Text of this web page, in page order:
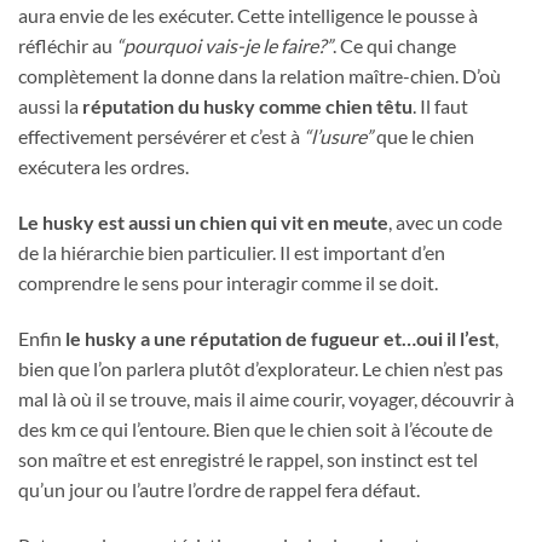
aura envie de les exécuter. Cette intelligence le pousse à
réfléchir au “pourquoi vais-je le faire?”. Ce qui change
complètement la donne dans la relation maître-chien. D’où
aussi la réputation du husky comme chien têtu. Il faut
effectivement persévérer et c’est à “l’usure”que le chien
exécutera les ordres.
Le husky est aussi un chien qui vit en meute, avec un code
de la hiérarchie bien particulier. Il est important d’en
comprendre le sens pour interagir comme il se doit.
Enfin le husky a une réputation de fugueur et…oui il l’est,
bien que l’on parlera plutôt d’explorateur. Le chien n’est pas
mal là où il se trouve, mais il aime courir, voyager, découvrir à
des km ce qui l’entoure. Bien que le chien soit à l’écoute de
son maître et est enregistré le rappel, son instinct est tel
qu’un jour ou l’autre l’ordre de rappel fera défaut.